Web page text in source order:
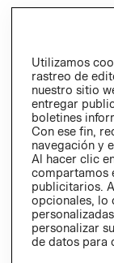
Colombia ($)
CAMBIAR
Utilizamos
rastreo de
nuestro sitio
entregar
boletines
Con ese fin,
navegación y
Al hacer clic
compartamos
publicitarios.
opcionales, lo
personalizar
de datos para